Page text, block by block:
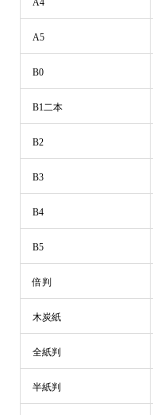
A4
A5
B0
B1二本
B2
B3
B4
B5
倍判
木炭紙
全紙判
半紙判